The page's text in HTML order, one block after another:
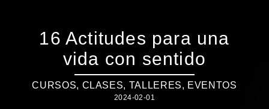
16 Actitudes para una
vida con sentido
CURSOS, CLASES, TALLERES, EVENTOS
2024-02-01